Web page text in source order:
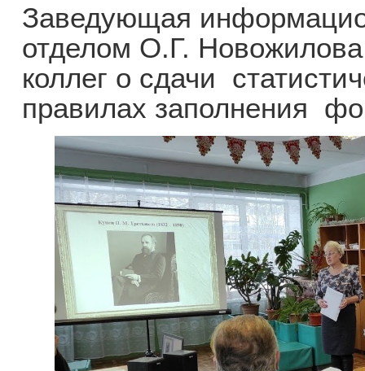
Заведующая
отделом О.Г.
коллег о сдачи
правилах заполнения